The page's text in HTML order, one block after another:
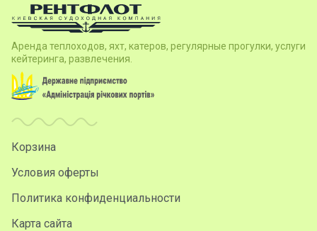
Аренда теплоходов, яхт, катеров, регулярные прогулки, услуги
кейтеринга, развлечения.
Корзина
Условия оферты
Политика конфиденциальности
Карта сайта